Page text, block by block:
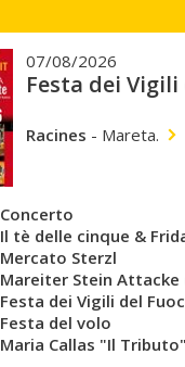
07/08/2026
Festa dei Vigili
Racines - Mareta.
Concerto
Il tè delle cinque &
Mercato Sterzl
Mareiter Stein Attacke
Festa dei Vigili del
Festa del volo
Maria Callas "Il Tributo"